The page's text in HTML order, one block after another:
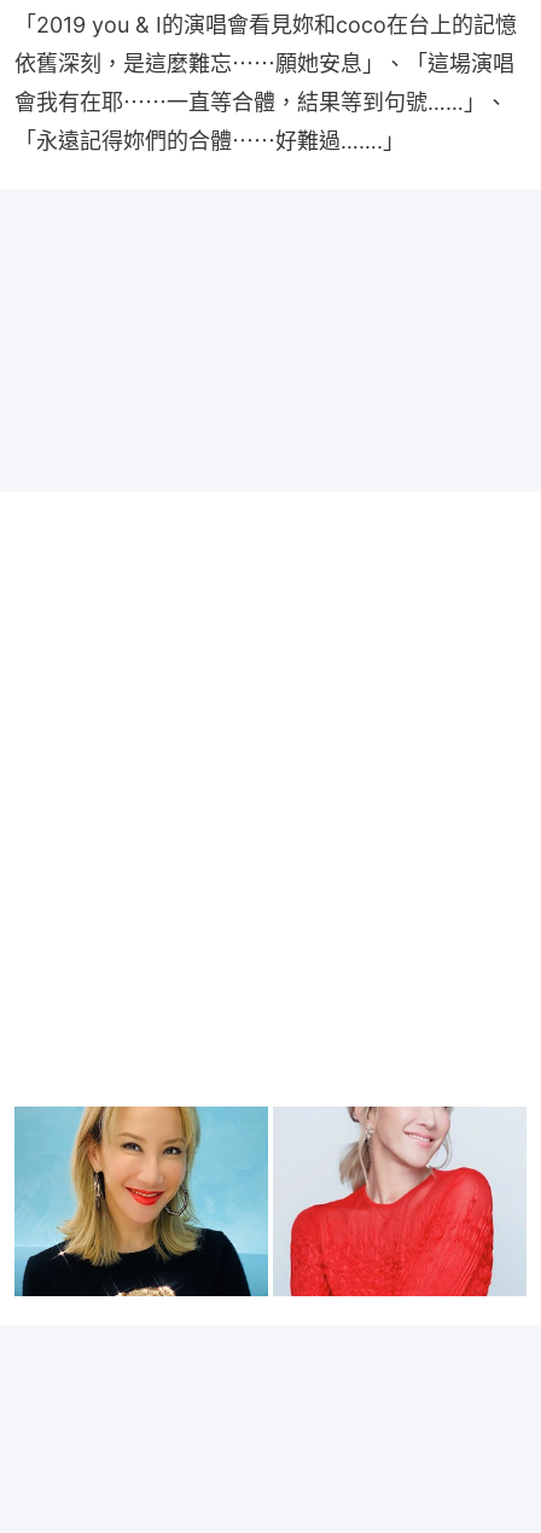
「2019 you & I的演唱會看見妳和coco在台上的記憶
依舊深刻，是這麼難忘⋯⋯願她安息」、「這場演唱
會我有在耶⋯⋯一直等合體，結果等到句號……」、
「永遠記得妳們的合體⋯⋯好難過…….」